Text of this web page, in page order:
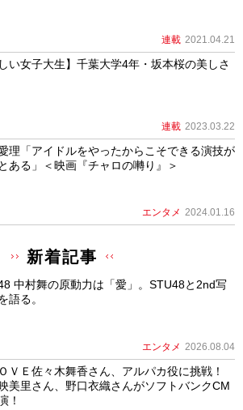
連載 2021.04.21
しい女子大生】千葉大学4年・坂本桜の美しさ
連載 2023.03.22
理「アイドルをやったからこそできる演技が
ある」＜映画『チャロの囀り』＞
エンタメ 2024.01.16
新着記事
中村舞の原動力は「愛」。STU48と2nd写
語る。
エンタメ 2026.08.04
ＶＥ佐々木舞香さん、アルパカ役に挑戦！
美里さん、野口衣織さんがソフトバンクCM
！